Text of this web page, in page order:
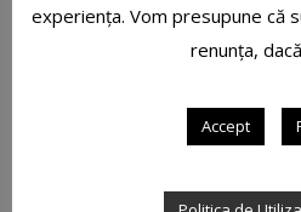
RECENZII
Nu există recenzii până acum.
experiența. Vom presupune că
renunța,
Accept